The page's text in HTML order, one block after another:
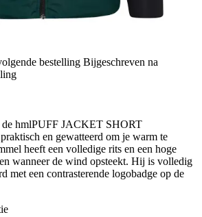
bestelling Bijgeschreven na
de hmlPUFF JACKET SHORT
en gewatteerd om je warm te
heeft een volledige rits en een hoge
wanneer de wind opsteekt. Hij is volledig
met een contrasterende logobadge op de